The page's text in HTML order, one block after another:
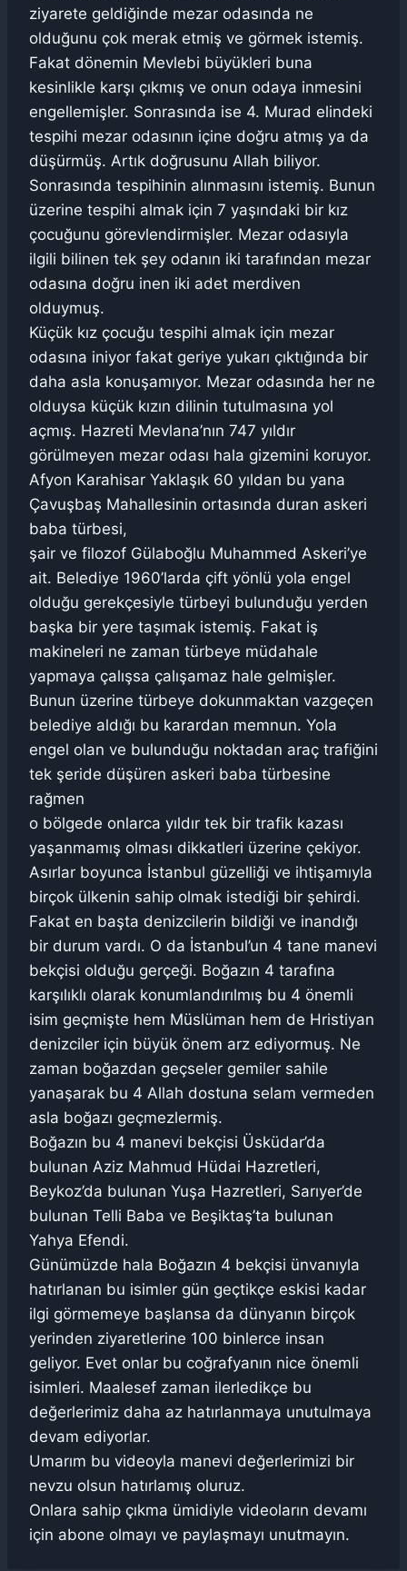
ziyarete geldiğinde mezar odasında ne
olduğunu çok merak etmiş ve görmek istemiş.
Fakat dönemin Mevlebi büyükleri buna
kesinlikle karşı çıkmış ve onun odaya inmesini
engellemişler. Sonrasında ise 4. Murad elindeki
tespihi mezar odasının içine doğru atmış ya da
düşürmüş. Artık doğrusunu Allah biliyor.
Sonrasında tespihinin alınmasını istemiş. Bunun
üzerine tespihi almak için 7 yaşındaki bir kız
çocuğunu görevlendirmişler. Mezar odasıyla
ilgili bilinen tek şey odanın iki tarafından mezar
odasına doğru inen iki adet merdiven
olduymuş.
Küçük kız çocuğu tespihi almak için mezar
odasına iniyor fakat geriye yukarı çıktığında bir
daha asla konuşamıyor. Mezar odasında her ne
olduysa küçük kızın dilinin tutulmasına yol
açmış. Hazreti Mevlana’nın 747 yıldır
görülmeyen mezar odası hala gizemini koruyor.
Afyon Karahisar Yaklaşık 60 yıldan bu yana
Çavuşbaş Mahallesinin ortasında duran askeri
baba türbesi,
şair ve filozof Gülaboğlu Muhammed Askeri’ye
ait. Belediye 1960’larda çift yönlü yola engel
olduğu gerekçesiyle türbeyi bulunduğu yerden
başka bir yere taşımak istemiş. Fakat iş
makineleri ne zaman türbeye müdahale
yapmaya çalışsa çalışamaz hale gelmişler.
Bunun üzerine türbeye dokunmaktan vazgeçen
belediye aldığı bu karardan memnun. Yola
engel olan ve bulunduğu noktadan araç trafiğini
tek şeride düşüren askeri baba türbesine
rağmen
o bölgede onlarca yıldır tek bir trafik kazası
yaşanmamış olması dikkatleri üzerine çekiyor.
Asırlar boyunca İstanbul güzelliği ve ihtişamıyla
birçok ülkenin sahip olmak istediği bir şehirdi.
Fakat en başta denizcilerin bildiği ve inandığı
bir durum vardı. O da İstanbul’un 4 tane manevi
bekçisi olduğu gerçeği. Boğazın 4 tarafına
karşılıklı olarak konumlandırılmış bu 4 önemli
isim geçmişte hem Müslüman hem de Hristiyan
denizciler için büyük önem arz ediyormuş. Ne
zaman boğazdan geçseler gemiler sahile
yanaşarak bu 4 Allah dostuna selam vermeden
asla boğazı geçmezlermiş.
Boğazın bu 4 manevi bekçisi Üsküdar’da
bulunan Aziz Mahmud Hüdai Hazretleri,
Beykoz’da bulunan Yuşa Hazretleri, Sarıyer’de
bulunan Telli Baba ve Beşiktaş’ta bulunan
Yahya Efendi.
Günümüzde hala Boğazın 4 bekçisi ünvanıyla
hatırlanan bu isimler gün geçtikçe eskisi kadar
ilgi görmemeye başlansa da dünyanın birçok
yerinden ziyaretlerine 100 binlerce insan
geliyor. Evet onlar bu coğrafyanın nice önemli
isimleri. Maalesef zaman ilerledikçe bu
değerlerimiz daha az hatırlanmaya unutulmaya
devam ediyorlar.
Umarım bu videoyla manevi değerlerimizi bir
nevzu olsun hatırlamış oluruz.
Onlara sahip çıkma ümidiyle videoların devamı
için abone olmayı ve paylaşmayı unutmayın.